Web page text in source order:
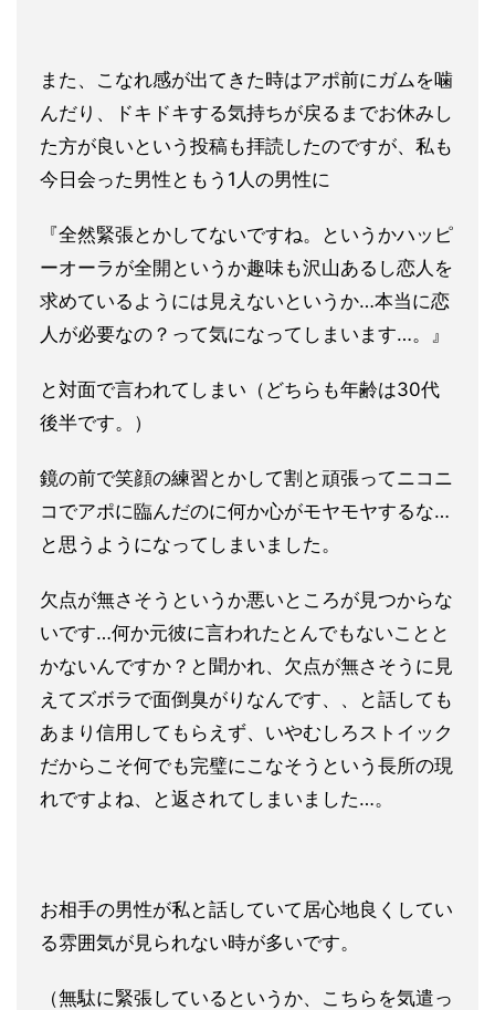
また、こなれ感が出てきた時はアポ前にガムを噛
んだり、ドキドキする気持ちが戻るまでお休みし
た方が良いという投稿も拝読したのですが、私も
今日会った男性ともう1人の男性に
『全然緊張とかしてないですね。というかハッピ
ーオーラが全開というか趣味も沢山あるし恋人を
求めているようには見えないというか…本当に恋
人が必要なの？って気になってしまいます…。』
と対面で言われてしまい（どちらも年齢は30代
後半です。）
鏡の前で笑顔の練習とかして割と頑張ってニコニ
コでアポに臨んだのに何か心がモヤモヤするな…
と思うようになってしまいました。
欠点が無さそうというか悪いところが見つからな
いです…何か元彼に言われたとんでもないことと
かないんですか？と聞かれ、 欠点が無さそうに見
えてズボラで面倒臭がりなんです、、
と話しても
あまり信用してもらえず、いやむしろストイック
だから こそ何でも完璧にこなそうという長所の現
れですよね、
と返されてしまいました…。
お相手の男性が私と話していて居心地良くしてい
る雰囲気が見られない時が多いです。
（無駄に緊張しているというか、こちらを気遣っ